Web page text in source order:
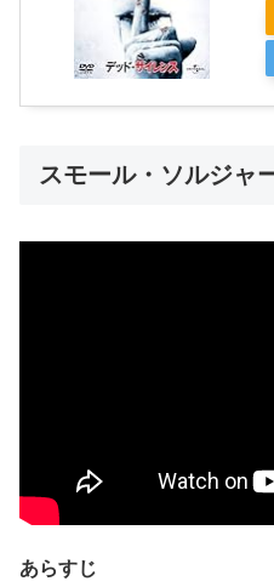
スモール・ソルジャ
あらすじ